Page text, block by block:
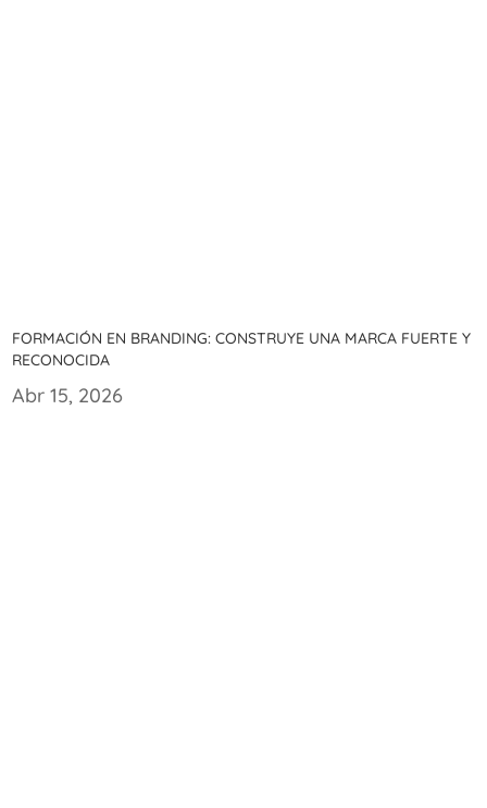
Formación en branding: Construye una marca fuerte y
reconocida
Abr 15, 2026